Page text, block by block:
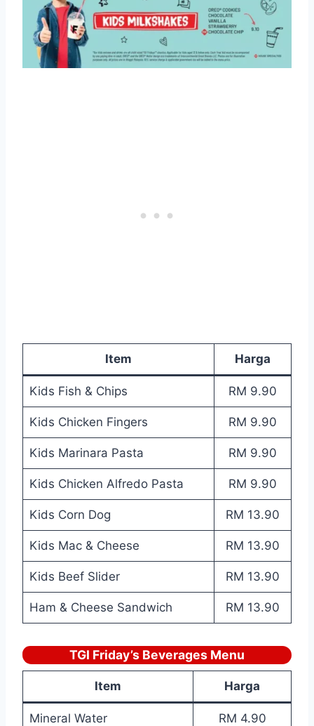
Item Harga
Kids Fish & Chips RM 9.90
Kids Chicken Fingers RM 9.90
Kids Marinara Pasta RM 9.90
Kids Chicken Alfredo Pasta RM 9.90
Kids Corn Dog RM 13.90
Kids Mac & Cheese RM 13.90
Kids Beef Slider RM 13.90
Ham & Cheese Sandwich RM 13.90
TGI Friday’s Beverages Menu
Item Harga
Mineral Water RM 4.90